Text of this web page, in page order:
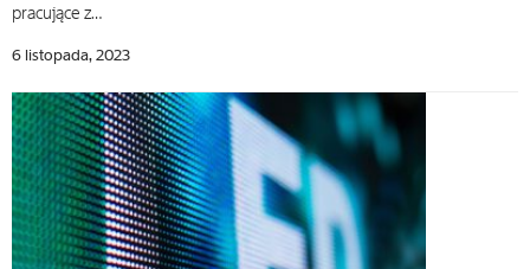
pracujące z…
6 listopada, 2023